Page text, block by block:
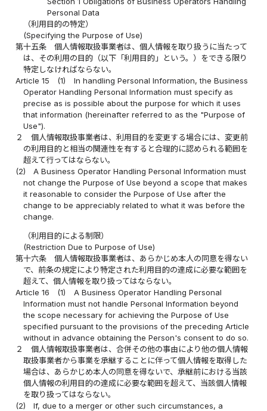
Personal Data
（利用目的の特定）
(Specifying the Purpose of Use)
第十五条
個人情報取扱事業者は、個人情報を取り扱うに当たって
は、その利用の目的（以下「利用目的」という。）をできる限り
特定しなければならない。
Article 15
(1)
In handling Personal Information, the Business
Operator Handling Personal Information must specify as
precise as is possible about the purpose for which it uses
that information (hereinafter referred to as the "Purpose of
Use").
２
個人情報取扱事業者は、利用目的を変更する場合には、変更前
の利用目的と相当の関連性を有すると合理的に認められる範囲を
超えて行ってはならない。
(2)
A Business Operator Handling Personal Information must
not change the Purpose of Use beyond a scope that makes
it reasonable to consider the Purpose of Use after the
change to be appreciably related to what it was before the
change.
（利用目的による制限）
(Restriction Due to Purpose of Use)
第十六条
個人情報取扱事業者は、あらかじめ本人の同意を得ない
で、前条の規定により特定された利用目的の達成に必要な範囲を
超えて、個人情報を取り扱ってはならない。
Article 16
(1)
A Business Operator Handling Personal
Information must not handle Personal Information beyond
the scope necessary for achieving the Purpose of Use
specified pursuant to the provisions of the preceding Article
without in advance obtaining the Person's consent to do so.
２
個人情報取扱事業者は、合併その他の事由により他の個人情報
取扱事業者から事業を承継することに伴って個人情報を取得した
場合は、あらかじめ本人の同意を得ないで、承継前における当該
個人情報の利用目的の達成に必要な範囲を超えて、当該個人情報
を取り扱ってはならない。
(2)
If, due to a merger or other such circumstances, a